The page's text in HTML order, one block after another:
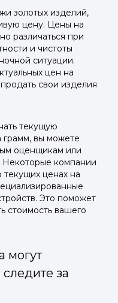
золотых изделий,
цену. Цены на
различаться при
и чистоты
ситуации.
цен на
свои изделия
текущую
грамм, вы можете
оценщикам или
Некоторые компании
ценах на
Это поможет
стоимость вашего
могут
за